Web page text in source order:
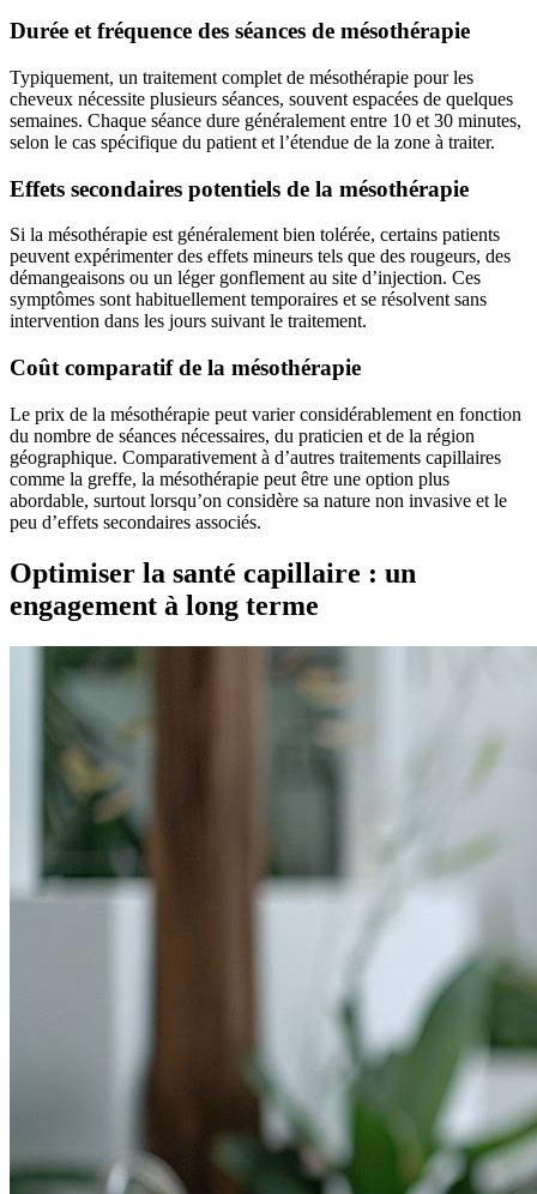
Durée et fréquence des séances de mésothérapie
Typiquement, un traitement complet de mésothérapie pour les
cheveux nécessite plusieurs séances, souvent espacées de quelques
semaines. Chaque séance dure généralement entre 10 et 30 minutes,
selon le cas spécifique du patient et l’étendue de la zone à traiter.
Effets secondaires potentiels de la mésothérapie
Si la mésothérapie est généralement bien tolérée, certains patients
peuvent expérimenter des effets mineurs tels que des rougeurs, des
démangeaisons ou un léger gonflement au site d’injection. Ces
symptômes sont habituellement temporaires et se résolvent sans
intervention dans les jours suivant le traitement.
Coût comparatif de la mésothérapie
Le prix de la mésothérapie peut varier considérablement en fonction
du nombre de séances nécessaires, du praticien et de la région
géographique. Comparativement à d’autres traitements capillaires
comme la greffe, la mésothérapie peut être une option plus
abordable, surtout lorsqu’on considère sa nature non invasive et le
peu d’effets secondaires associés.
Optimiser la santé capillaire : un
engagement à long terme